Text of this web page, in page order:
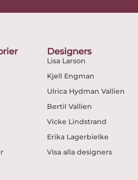
Designers
Lisa Larson
Kjell Engman
Ulrica Hydman Vallien
Bertil Vallien
Vicke Lindstrand
Erika Lagerbielke
Visa alla designers